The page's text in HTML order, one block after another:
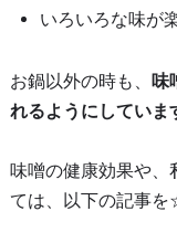
いろいろな味が
お鍋以外の時も、 味
れるようにしていま
味噌の健康効果や、
ては、以下の記事